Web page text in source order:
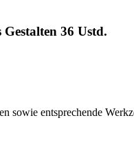
36 Ustd.
sowie entsprechende